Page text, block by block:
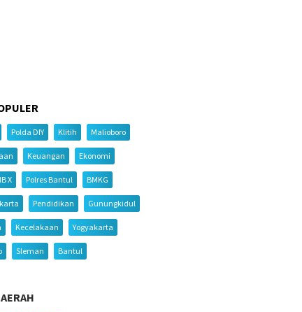
Polda DIY Klitih Malioboro
Keuangan Ekonomi
X Polres Bantul BMKG
Pendidikan Gunungkidul
Kecelakaan Yogyakarta
Sleman Bantul